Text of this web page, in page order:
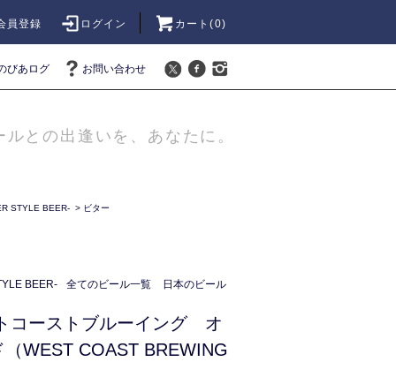
員登録 ログイン カート(0)
びあログ お問い合わせ
との出逢いを、あなたに。
STYLE BEER- > ビター
BEER- 全てのビール一覧 日本のビール
コーストブルーイング オ
WEST COAST BREWING